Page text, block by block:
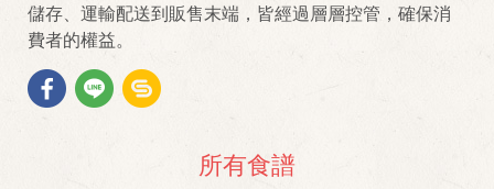
儲存、運輸配送到販售末端，皆經過層層控管，確保消
費者的權益。
所有食譜